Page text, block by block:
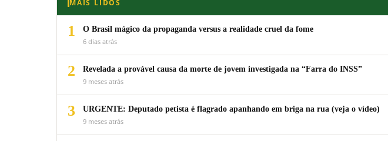
MAIS LIDOS
1
O Brasil mágico da propaganda versus a realidade cruel da fome
6 dias atrás
2
Revelada a provável causa da morte de jovem investigada na “Farra do INSS”
9 meses atrás
3
URGENTE: Deputado petista é flagrado apanhando em briga na rua (veja o vídeo)
9 meses atrás